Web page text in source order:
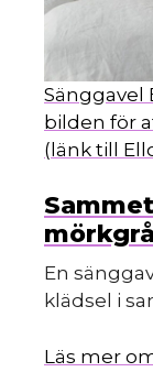
Sänggavel
bilden för
(länk till
En
klädsel i
Läs mer